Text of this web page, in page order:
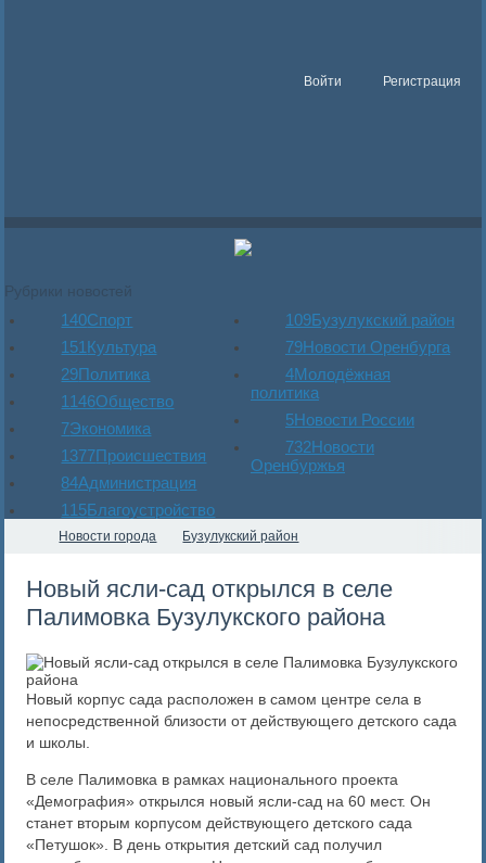
Войти Регистрация
Рубрики новостей
140Спорт
151 Культура
29Политика
1146Общество
7Экономика
1377Происшествия
84Администрация
115Благоустройство
109Бузулукский район
79Новости Оренбурга
4Молодёжная
политика
5Новости России
732Новости
Оренбуржья
Новости города Бузулукский район
Новый ясли-сад открылся в селе
Палимовка Бузулукского района
Новый корпус сада расположен в самом центре села в
непосредственной близости от действующего детского сада
и школы.
В селе Палимовка в рамках национального проекта
«Демография» открылся новый ясли-сад на 60 мест. Он
станет вторым корпусом действующего детского сада
«Петушок». В день открытия детский сад получил